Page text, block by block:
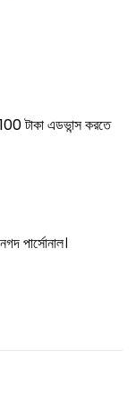
টাকা এডভান্স করতে
পার্সোনাল।